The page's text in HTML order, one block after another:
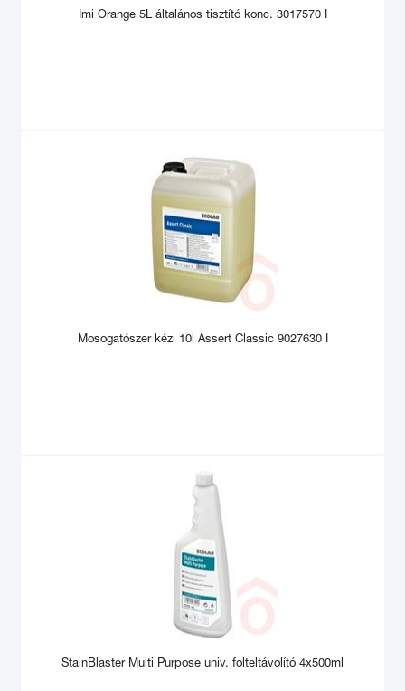
Imi Orange 5L általános tisztító konc. 3017570 I
Mosogatószer kézi 10l Assert Classic 9027630 I
StainBlaster Multi Purpose univ. folteltávolító 4x500ml